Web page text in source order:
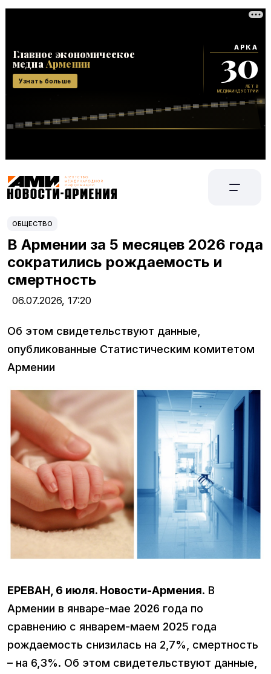
ОБЩЕСТВО
В Армении за 5 месяцев 2026 года
сократились рождаемость и
смертность
06.07.2026, 17:20
Об этом свидетельствуют данные,
опубликованные Статистическим комитетом
Армении
ЕРЕВАН, 6 июля. Новости-Армения. В
Армении в январе-мае 2026 года по
сравнению с январем-маем 2025 года
рождаемость снизилась на 2,7%, смертность
– на 6,3%. Об этом свидетельствуют данные,